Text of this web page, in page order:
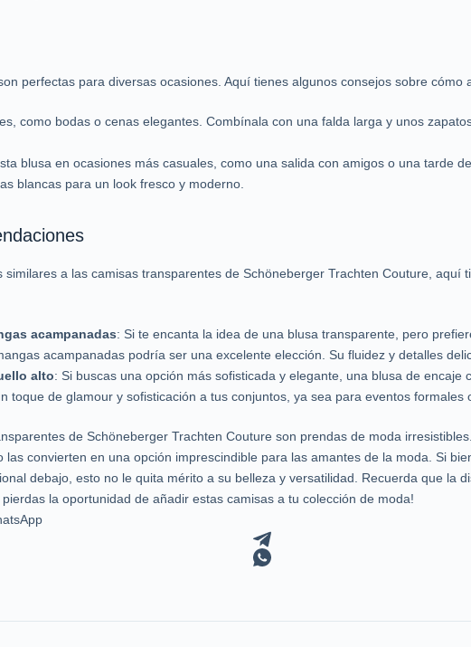
perfectas para diversas ocasiones. Aquí tienes algunos consejos sobre cómo
como bodas o cenas elegantes. Combínala con una falda larga y unos
blusa en ocasiones más casuales, como una salida con amigos o una tarde
blancas para un look fresco y moderno.
similares a las camisas transparentes de Schöneberger Trachten Couture, aquí
acampanadas: Si te encanta la idea de una blusa transparente, pero
acampanadas podría ser una excelente elección. Su fluidez y detalles
alto: Si buscas una opción más sofisticada y elegante, una blusa de encaje
toque de glamour y sofisticación a tus conjuntos, ya sea para eventos formales
de Schöneberger Trachten Couture son prendas de moda
las convierten en una opción imprescindible para las amantes de la moda. Si
debajo, esto no le quita mérito a su belleza y versatilidad. Recuerda que la
la oportunidad de añadir estas camisas a tu colección de moda!